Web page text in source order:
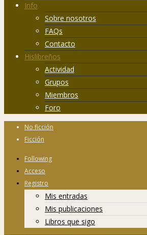
Info
Sobre nosotros
FAQs
Contacto
Hislibreños
Actividad
Grupos
Miembros
Foro
No ficción
Ficción
Following
Acceso
Registro
Mis entradas
Mis publicaciones
Libros que sigo